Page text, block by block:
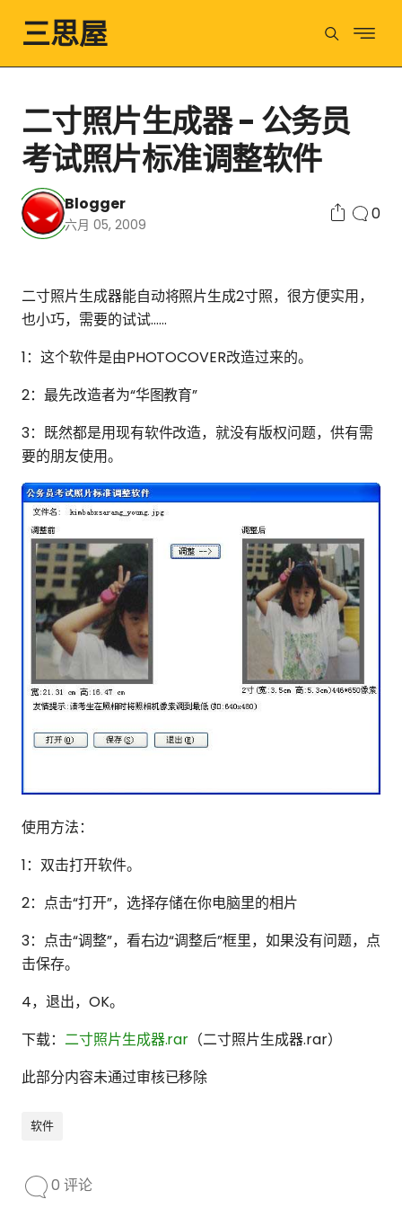
三思屋
二寸照片生成器 - 公务员
考试照片标准调整软件
Blogger
六月 05, 2009
0
二寸照片生成器能自动将照片生成2寸照，很方便实用，
也小巧，需要的试试……
1：这个软件是由PHOTOCOVER改造过来的。
2：最先改造者为“华图教育”
3：既然都是用现有软件改造，就没有版权问题，供有需
要的朋友使用。
使用方法：
1：双击打开软件。
2：点击“打开”，选择存储在你电脑里的相片
3：点击“调整”，看右边“调整后”框里，如果没有问题，点
击保存。
4，退出，OK。
下载： 二寸照片生成器.rar （二寸照片生成器.rar）
此部分内容未通过审核已移除
软件
0 评论